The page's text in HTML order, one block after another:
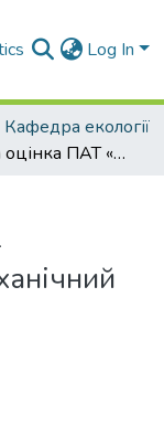
Log In
Кафедра екології
Екологічна оцінка ПАТ «Малинський дослідно-експериментальний механічний завод»